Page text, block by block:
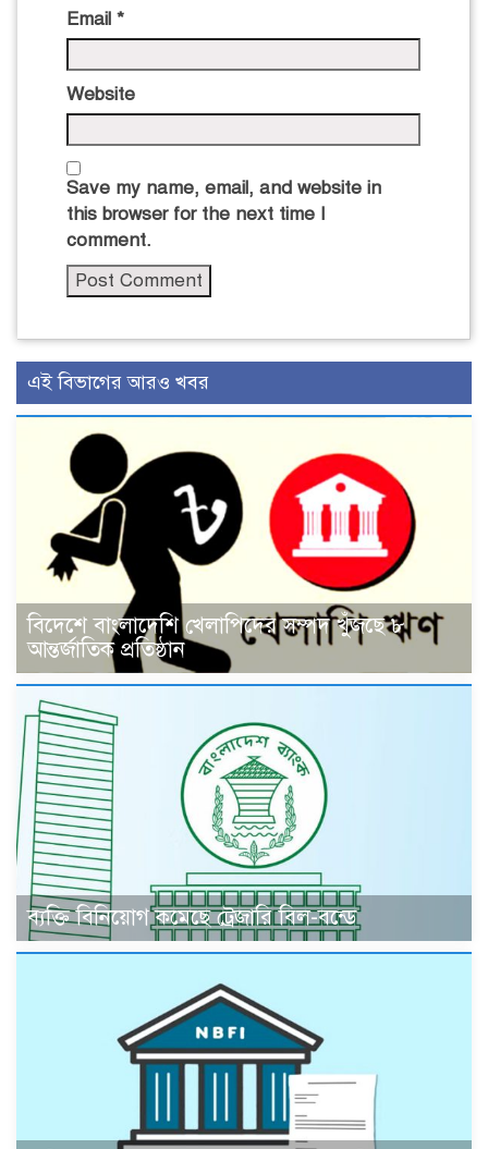
Email *
Website
Save my name, email, and website in
this browser for the next time I
comment.
এই বিভাগের আরও খবর
বিদেশে বাংলাদেশি খেলাপিদের সম্পদ খুঁজছে ৮
আন্তর্জাতিক প্রতিষ্ঠান
ব্যক্তি বিনিয়োগ কমেছে ট্রেজারি বিল-বন্ডে